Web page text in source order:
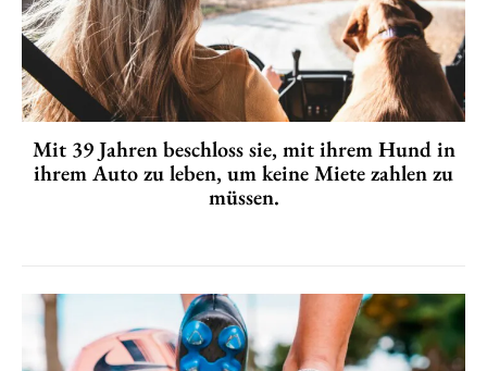
Mit 39 Jahren beschloss sie, mit ihrem Hund in
ihrem Auto zu leben, um keine Miete zahlen zu
müssen.